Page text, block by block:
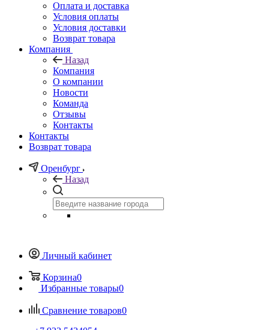
Оплата и доставка
Условия оплаты
Условия доставки
Возврат товара
Компания
Назад
Компания
О компании
Новости
Команда
Отзывы
Контакты
Контакты
Возврат товара
Оренбург
Назад
Личный кабинет
Корзина0
Избранные товары0
Сравнение товаров0